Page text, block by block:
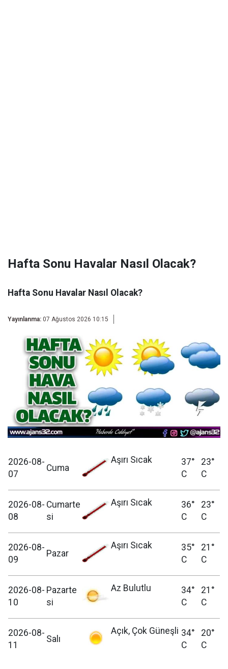
Hafta Sonu Havalar Nasıl Olacak?
Hafta Sonu Havalar Nasıl Olacak?
Yayınlanma: 07 Ağustos 2026 10:15
2026-08-
07
Cuma
Aşırı Sıcak
37°
C
23°
C
2026-08-
08
Cumarte
si
Aşırı Sıcak
36°
C
23°
C
2026-08-
09
Pazar
Aşırı Sıcak
35°
C
21°
C
2026-08-
10
Pazarte
si
Az Bulutlu
34°
C
21°
C
2026-08-
11
Salı
Açık, Çok Güneşli 34°
C
20°
C